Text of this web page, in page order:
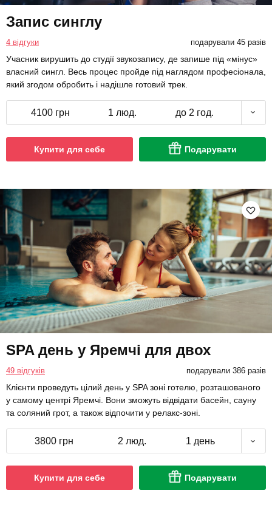
Запис синглу
4 відгуки подарували 45 разів
Учасник вирушить до студії звукозапису, де запише під «мінус»
власний сингл. Весь процес пройде під наглядом професіонала,
який згодом обробить і надішле готовий трек.
4100 грн 1 люд. до 2 год.
Купити для себе Подарувати
SPA день у Яремчі для двох
49 відгуків подарували 386 разів
Клієнти проведуть цілий день у SPA зоні готелю, розташованого
у самому центрі Яремчі. Вони зможуть відвідати басейн, сауну
та соляний грот, а також відпочити у релакс-зоні.
3800 грн 2 люд. 1 день
Купити для себе Подарувати